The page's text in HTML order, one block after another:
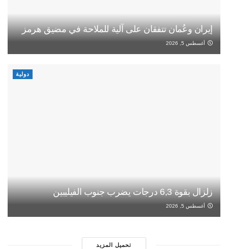
إيران وعُمان تتفقان على آلية للملاحة في مضيق هرمز
أغسطس 5, 2026
دولية
زلزال بقوة 6,3 درجات يضرب جنوب الفيليبين
أغسطس 5, 2026
تحميل المزيد